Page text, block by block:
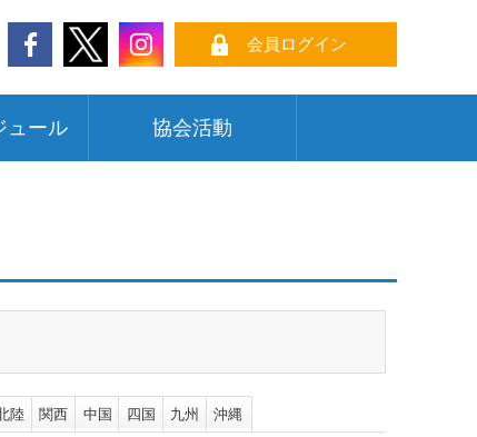
会員ログイン
ュール 協会活動
陸 関西 中国 四国 九州 沖縄